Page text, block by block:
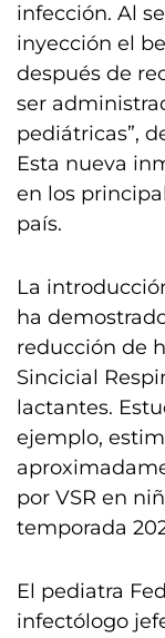
infección. Al
inyección el
después de
ser
pediátricas”,
Esta nueva
en los
país.
La
ha
reducción de
Sincicial
lactantes.
ejemplo,
por VSR en
temporada
El pediatra
infectólogo